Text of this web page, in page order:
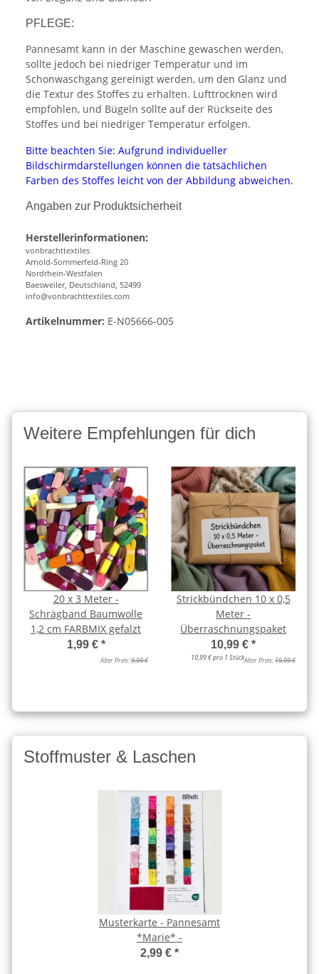
PFLEGE:
Pannesamt kann in der Maschine gewaschen werden,
sollte jedoch bei niedriger Temperatur und im
Schonwaschgang gereinigt werden, um den Glanz und
die Textur des Stoffes zu erhalten. Lufttrocknen wird
empfohlen, und Bügeln sollte auf der Rückseite des
Stoffes und bei niedriger Temperatur erfolgen.
Bitte beachten Sie: Aufgrund individueller
Bildschirmdarstellungen können die tatsächlichen
Farben des Stoffes leicht von der Abbildung abweichen.
Angaben zur Produktsicherheit
Herstellerinformationen:
vonbrachttextiles
Arnold-Sommerfeld-Ring 20
Nordrhein-Westfalen
Baesweiler, Deutschland, 52499
info@vonbrachttextiles.com
Artikelnummer: E-N05666-005
Weitere Empfehlungen für dich
20 x 3 Meter -
Schrägband Baumwolle
1,2 cm FARBMIX gefalzt
1,99 € *
Alter Preis:9,99 €
Strickbündchen 10 x 0,5
Meter -
Überraschnungspaket
10,99 € *
10,99 € pro 1 StückAlter Preis:19,99 €
Stoffmuster & Laschen
Musterkarte - Pannesamt
*Marie* -
2,99 € *